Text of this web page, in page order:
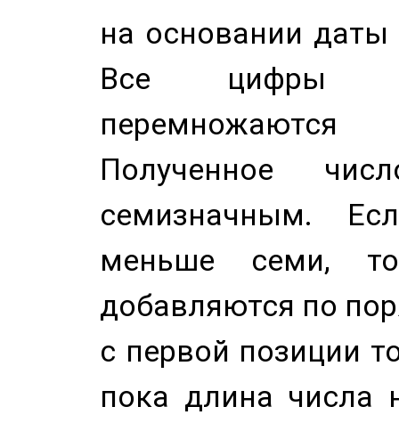
на основании
Все цифры
Полученное
семизначным.
меньше семи,
добавляются по
с первой позиции
пока длина числа